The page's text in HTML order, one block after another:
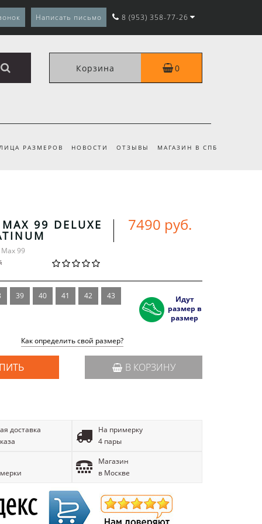
Написать письмо 8 (953) 358-77-26
Корзина 0
РАЗМЕРОВ НОВОСТИ ОТЗЫВЫ МАГАЗИН В СПБ
99 DELUXE
99
7490 руб.
39 40 41 42 43
Идут
размер в
размер
Как определить свой размер?
В КОРЗИНУ
доставка
На примерку
4 пары
Магазин
в Москве